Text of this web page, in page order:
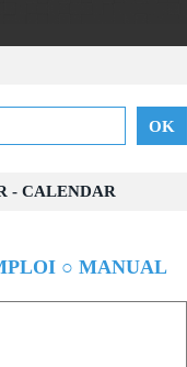
- CALENDAR
○ MANUAL